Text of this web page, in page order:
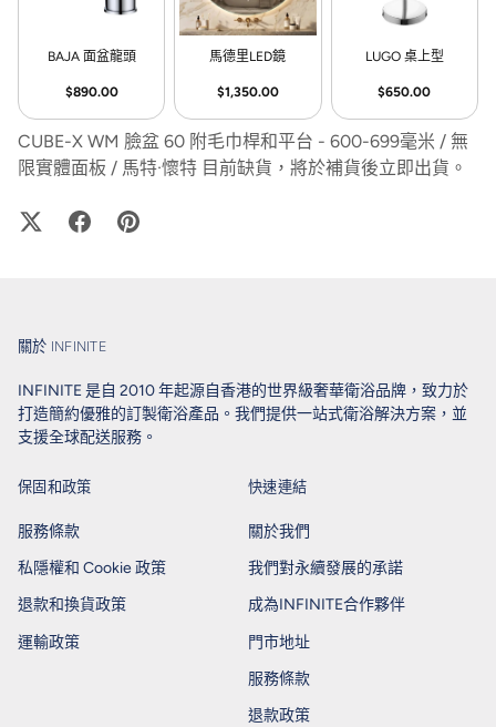
BAJA 面盆龍頭
$890.00
馬德里LED鏡
$1,350.00
LUGO 桌上型
$650.00
CUBE-X WM 臉盆 60 附毛巾桿和平台 - 600-699毫米 / 無
限實體面板 / 馬特·懷特 目前缺貨，將於補貨後立即出貨。
關於 INFINITE
INFINITE 是自 2010 年起源自香港的世界級奢華衛浴品牌，致力於
打造簡約優雅的訂製衛浴產品。我們提供一站式衛浴解決方案，並
支援全球配送服務。
保固和政策
服務條款
私隱權和 Cookie 政策
退款和換貨政策
運輸政策
快速連結
關於我們
我們對永續發展的承諾
成為INFINITE合作夥伴
門市地址
服務條款
退款政策